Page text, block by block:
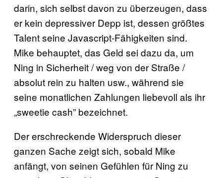
darin, sich selbst davon zu überzeugen, dass
er kein depressiver Depp ist, dessen größtes
Talent seine Javascript-Fähigkeiten sind.
Mike behauptet, das Geld sei dazu da, um
Ning in Sicherheit / weg von der Straße /
absolut rein zu halten usw., während sie
seine monatlichen Zahlungen liebevoll als ihr
„sweetie cash” bezeichnet.
Der erschreckende Widerspruch dieser
ganzen Sache zeigt sich, sobald Mike
anfängt, von seinen Gefühlen für Ning zu